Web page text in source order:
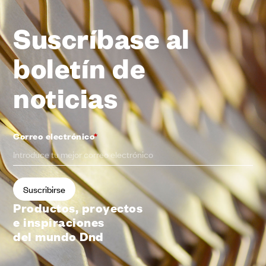
Suscríbase al
boletín de
noticias
Correo electrónico*
Productos, proyectos
e inspiraciones
del mundo Dnd